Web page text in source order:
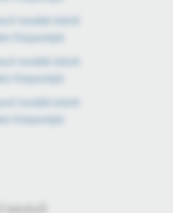
tovább bővíti
Központját
tovább bővíti
Központját
tovább bővíti
Központját